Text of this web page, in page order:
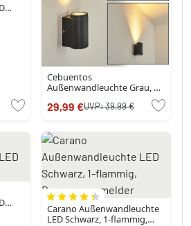
Cebuentos
Außenwandleuchte Grau, 1-
29,99 €UVP:39,99 €
Carano Außenwandleuchte
LED Schwarz, 1-flammig,